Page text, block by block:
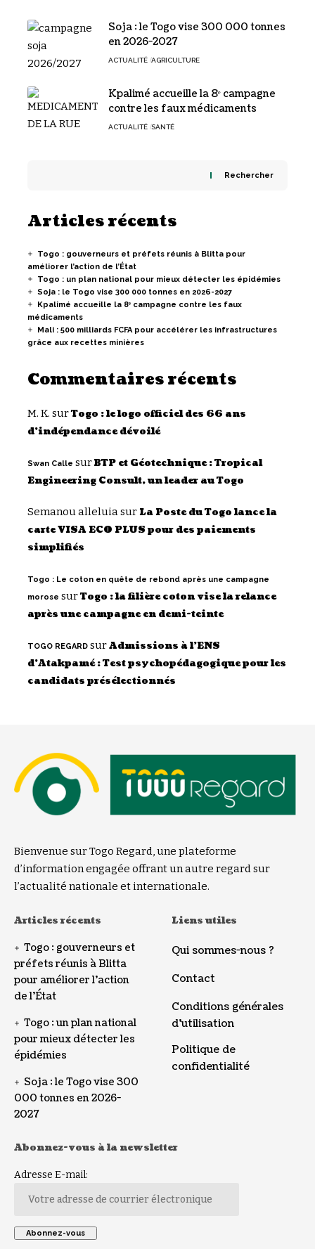
Soja : le Togo vise 300 000 tonnes
en 2026-2027
ACTUALITÉ AGRICULTURE
Kpalimé accueille la 8ᵉ campagne
contre les faux médicaments
ACTUALITÉ SANTÉ
Rechercher
Articles récents
Togo : gouverneurs et préfets réunis à Blitta pour
améliorer l’action de l’État
Togo : un plan national pour mieux détecter les épidémies
Soja : le Togo vise 300 000 tonnes en 2026-2027
Kpalimé accueille la 8ᵉ campagne contre les faux
médicaments
Mali : 500 milliards FCFA pour accélérer les infrastructures
grâce aux recettes minières
Commentaires récents
M. K. surTogo : le logo officiel des 66 ans
d’indépendance dévoilé
Swan Calle surBTP et Géotechnique : Tropical
Engineering Consult, un leader au Togo
Semanou alleluiasurLa Poste du Togo lance la
carte VISA ECO PLUS pour des paiements
simplifiés
Togo : Le coton en quête de rebond après une campagne
morose surTogo : la filière coton vise la relance
après une campagne en demi-teinte
TOGO REGARD surAdmissions à l’ENS
d’Atakpamé : Test psychopédagogique pour les
candidats présélectionnés
Bienvenue sur Togo Regard, une plateforme
d’information engagée offrant un autre regard sur
l’actualité nationale et internationale.
Articles récents
Togo : gouverneurs et
préfets réunis à Blitta
pour améliorer l’action
de l’État
Togo : un plan national
pour mieux détecter les
épidémies
Soja : le Togo vise 300
000 tonnes en 2026-
2027
Liens utiles
Qui sommes-nous ?
Contact
Conditions générales
d’utilisation
Politique de
confidentialité
Abonnez-vous à la newsletter
Adresse E-mail: